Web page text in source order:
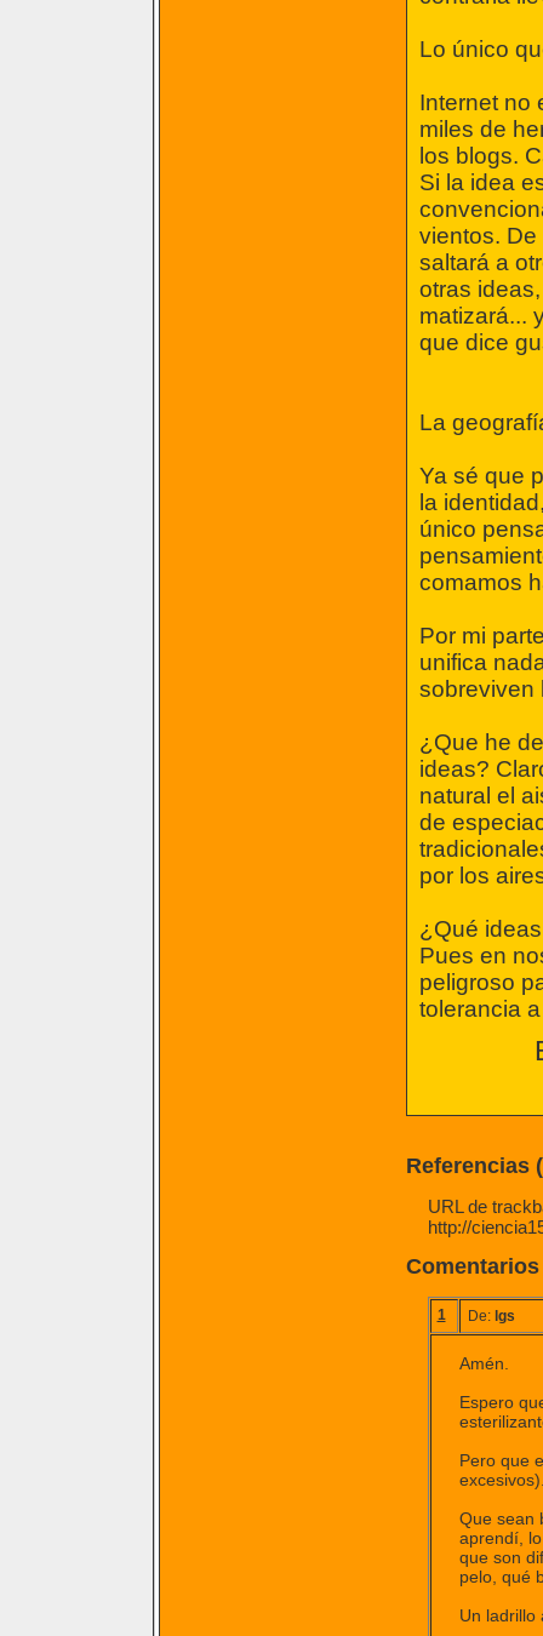
Lo único
Internet no
miles de
los blogs.
Si la idea
vientos. De
saltará a
otras
matizará...
que dice
La
Ya sé que
la
único
comamos
Por mi
unifica
sobreviven
¿Que he
ideas?
natural el
de
por los
¿Qué
Pues en
peligroso
tolerancia
Referencias
URL de
http://
Comentarios
1 De: lgs
Amén.
Espero
Pero que
Que sean
aprendí,
que son
pelo, qué
Un ladrillo